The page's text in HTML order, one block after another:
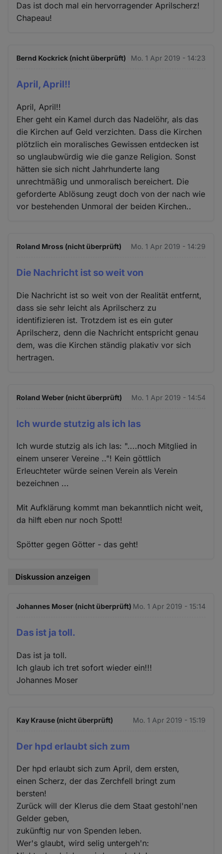
Das ist doch mal ein hervorragender Aprilscherz!
Chapeau!
Bernd Kockrick (nicht überprüft) Mo. 1 Apr 2019 - 14:23
April, April!!
April, April!!
Eher geht ein Kamel durch das Nadelöhr, als das
die Kirchen auf Geld verzichten. Dass die Kirchen
plötzlich ein moralisches Gewissen entdecken ist
so unglaubwürdig wie die ganze Religion. Sonst
hätten sie sich nicht Jahrhunderte lang
unrechtmäßig und unmoralisch bereichert. Die
geforderte Ablösung zeugt doch von der nach wie
vor bestehenden Unmoral der beiden Kirchen..
Roland Mross (nicht überprüft) Mo. 1 Apr 2019 - 14:29
Die Nachricht ist so weit von
Die Nachricht ist so weit von der Realität entfernt,
dass sie sehr leicht als Aprilscherz zu
identifizieren ist. Trotzdem ist es ein guter
Aprilscherz, denn die Nachricht entspricht genau
dem, was die Kirchen ständig plakativ vor sich
hertragen.
Roland Weber (nicht überprüft) Mo. 1 Apr 2019 - 14:54
Ich wurde stutzig als ich las
Ich wurde stutzig als ich las: "....noch Mitglied in
einem unserer Vereine .."! Kein göttlich
Erleuchteter würde seinen Verein als Verein
bezeichnen ...
Mit Aufklärung kommt man bekanntlich nicht weit,
da hilft eben nur noch Spott!
Spötter gegen Götter - das geht!
Diskussion anzeigen
Johannes Moser (nicht überprüft) Mo. 1 Apr 2019 - 15:14
Das ist ja toll.
Das ist ja toll.
Ich glaub ich tret sofort wieder ein!!!
Johannes Moser
Kay Krause (nicht überprüft) Mo. 1 Apr 2019 - 15:19
Der hpd erlaubt sich zum
Der hpd erlaubt sich zum April, dem ersten,
einen Scherz, der das Zerchfell bringt zum
bersten!
Zurück will der Klerus die dem Staat gestohl'nen
Gelder geben,
zukünftig nur von Spenden leben.
Wer's glaubt, wird selig untergeh'n: